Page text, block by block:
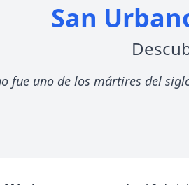
San
fue uno de los mártires del